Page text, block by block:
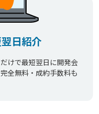
日紹介
けで最短翌日に開発会
全無料・成約手数料も